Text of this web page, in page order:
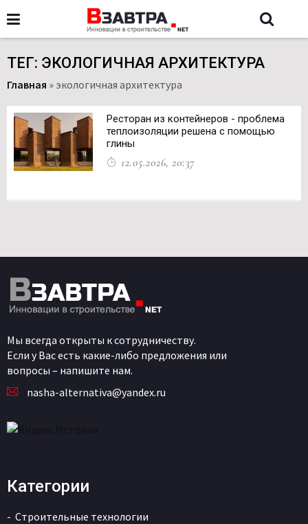
ТЕГ: ЭКОЛОГИЧНАЯ АРХИТЕКТУРА
Главная » экологичная архитектура
Ресторан из контейнеров - проблема
теплоизоляции решена с помощью
глины
12.05.2026, 20:37
Мы всегда открыты к сотрудничеству.
Если у Вас есть какие-либо предложения или
вопросы – напишите нам.
nasha-alternativa@yandex.ru
Категории
Строительные технологии